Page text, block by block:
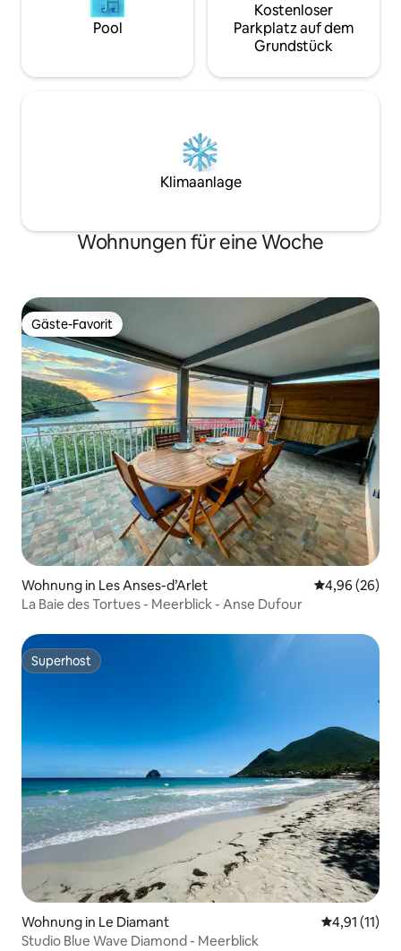
Pool
Kostenloser
Parkplatz auf dem
Grundstück
Klimaanlage
Wohnungen für eine Woche
Gäste-Favorit
Gäste-Favorit
Wohnung in Les Anses-d’Arlet
4,96 (26)
La Baie des Tortues - Meerblick - Anse Dufour
Superhost
Superhost
Wohnung in Le Diamant
4,91 (11)
Studio Blue Wave Diamond - Meerblick